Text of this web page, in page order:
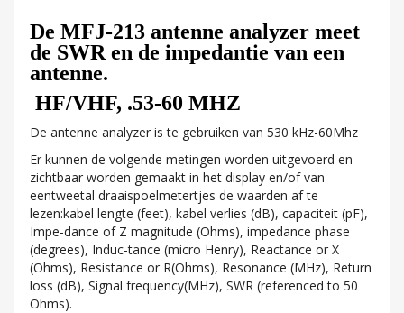
De MFJ-213 antenne analyzer meet
de SWR en de impedantie van een
antenne.
HF/VHF, .53-60 MHZ
De antenne analyzer is te gebruiken van 530 kHz-60Mhz
Er kunnen de volgende metingen worden uitgevoerd en
zichtbaar worden gemaakt in het display en/of van
eentweetal draaispoelmetertjes de waarden af te
lezen:kabel lengte (feet), kabel verlies (dB), capaciteit (pF),
Impe-dance of Z magnitude (Ohms), impedance phase
(degrees), Induc-tance (micro Henry), Reactance or X
(Ohms), Resistance or R(Ohms), Resonance (MHz), Return
loss (dB), Signal frequency(MHz), SWR (referenced to 50
Ohms).